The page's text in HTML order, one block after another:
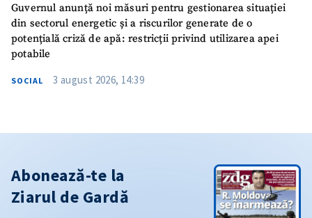
Guvernul anunță noi măsuri pentru gestionarea situației
din sectorul energetic și a riscurilor generate de o
potențială criză de apă: restricții privind utilizarea apei
potabile
SOCIAL 3 august 2026, 14:39
Abonează-te la
Ziarul de Gardă